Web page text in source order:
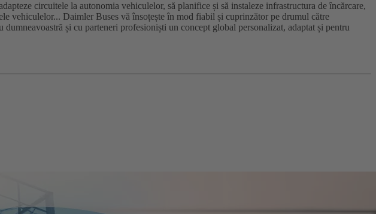
circuitele la autonomia vehiculelor, să planifice și să instaleze infrastructura de încărcare,
vehiculelor... Daimler Buses vă însoțește în mod fiabil și cuprinzător pe drumul către
și cu parteneri profesioniști un concept global personalizat, adaptat și pentru